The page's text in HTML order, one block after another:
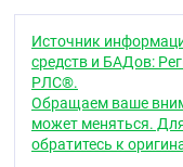
прямых
от 0°С до 25°С.
Срок
18 мес.
Условия
Без рецепта
Источник
средств и БАДов:
РЛС®.
Обращаем ваше
может меняться.
обратитесь к